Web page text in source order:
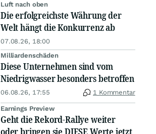
Luft nach oben
Die erfolgreichste Währung der
Welt hängt die Konkurrenz ab
07.08.26, 18:00
Milliardenschäden
Diese Unternehmen sind vom
Niedrigwasser besonders betroffen
06.08.26, 17:55 1 Kommentar
Earnings Preview
Geht die Rekord-Rallye weiter